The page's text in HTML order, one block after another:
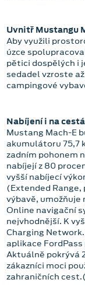
Uvnitř Mustangu
Aby využili
úzce
pětici dospělých i
sedadel vzroste
campingové
Nabíjení i na
Mustang Mach-E
akumulátoru 75,7
zadním pohonem
nabíjejí z 80
vyšší nabíjecí
(Extended
výbavě,
Online navigační
nejvhodnější. K
Charging
aplikace
Aktuálně pokrývá
zákazníci moci
zahraničních